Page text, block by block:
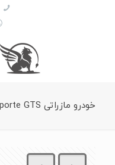
خودرو مازراتی Quattroporte GTS اتوماتیک سال 2014